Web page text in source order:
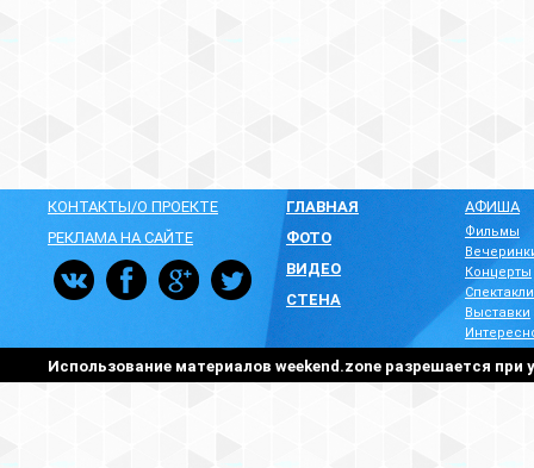
КОНТАКТЫ/О ПРОЕКТЕ
РЕКЛАМА НА САЙТЕ
ГЛАВНАЯ
ФОТО
ВИДЕО
СТЕНА
АФИША
Фильмы
Концерты
Спектакли
Выставки
Использование материалов weekend.zone разрешается